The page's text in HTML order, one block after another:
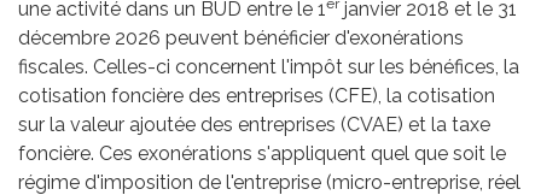
une activité dans un BUD entre le 1erjanvier 2018 et le 31
décembre 2026 peuvent bénéficier d'exonérations
fiscales. Celles-ci concernent l'impôt sur les bénéfices, la
cotisation foncière des entreprises (CFE), la cotisation
sur la valeur ajoutée des entreprises (CVAE) et la taxe
foncière. Ces exonérations s'appliquent quel que soit le
régime d'imposition de l'entreprise (micro-entreprise, réel